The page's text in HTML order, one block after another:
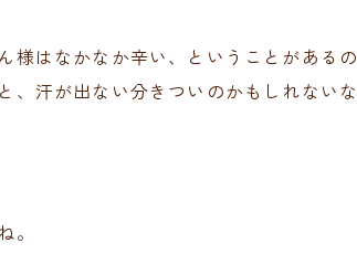
様はなかなか辛い、ということがある
、汗が出ない分きついのかもしれないな
。